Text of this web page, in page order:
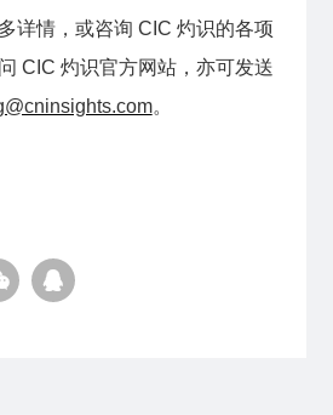
详情，或咨询 CIC 灼识的各项
CIC 灼识官方网站，亦可发送
。